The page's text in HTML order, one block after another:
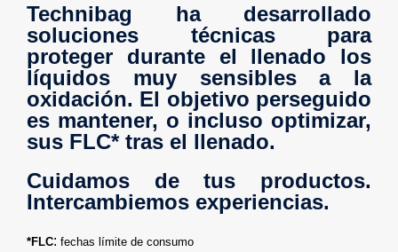
Technibag ha desarrollado
soluciones técnicas para
proteger durante el llenado los
líquidos muy sensibles a la
oxidación. El objetivo perseguido
es mantener, o incluso optimizar,
sus FLC* tras el llenado.
Cuidamos de tus productos.
Intercambiemos experiencias.
*FLC: fechas límite de consumo